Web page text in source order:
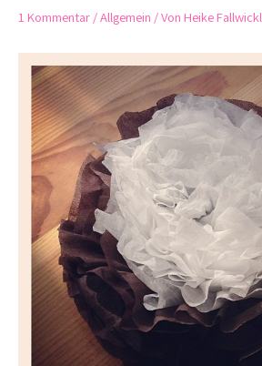
1 Kommentar /Allgemein / Von Heike Fallwickl